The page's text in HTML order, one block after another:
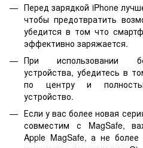
Перед зарядкой iPhone
чтобы предотвратить
убедится в том что
эффективно заряжается.
При использовании
устройства, убедитесь в
по центру и
устройство.
Если у вас более новая
совместим с MagSafe,
Apple MagSafe, а не